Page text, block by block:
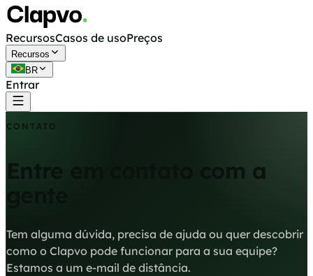
RecursosCasos de usoPreços
Recursos
BR
EntrarComeçar grátis
CONTATO
Entre em contato com a
Tem alguma dúvida, precisa de ajuda ou quer descobrir
como o Clapvo pode funcionar para a sua equipe?
Estamos a um e-mail de distância.